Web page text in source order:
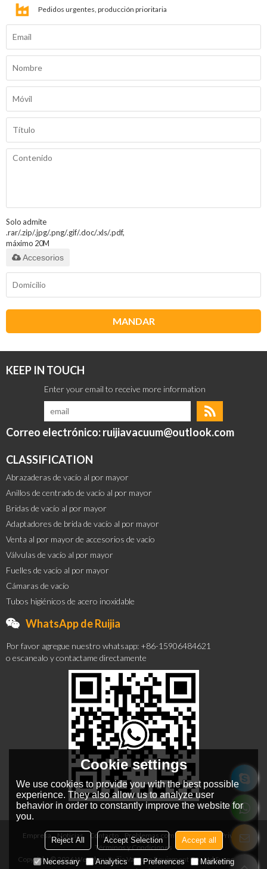
Pedidos urgentes, producción prioritaria
Solo admite
.rar/.zip/.jpg/.png/.gif/.doc/.xls/.pdf,
máximo 20M
Accesorios
MANDAR
KEEP IN TOUCH
Correo electrónico: ruijiavacuum@outlook.com
CLASSIFICATION
Abrazaderas de vacío al por mayor
Anillos de centrado de vacío al por mayor
Bridas de vacío al por mayor
Adaptadores de brida de vacío al por mayor
Venta al por mayor de accesorios de vacío
Válvulas de vacío al por mayor
Fuelles de vacío al por mayor
Cámaras de vacío
Tubos higiénicos de acero inoxidable
WhatsApp de Ruijia
Por favor agregue nuestro whatsapp: +86-15906484621
o escanealo y contactame directamente
Empresa Noticias Contacto Problemas comunes
Noticia Privada
Términos y Condiciones
Copyright © 2026Wenzhou Ruijia Vacuum Equipment Co., LtdSupport By
Cookie settings
We use cookies to provide you with the best possible
experience. They also allow us to analyze user
behavior in order to constantly improve the website for
you.
Reject All Accept Selection Accept all
Necessary Analytics Preferences Marketing